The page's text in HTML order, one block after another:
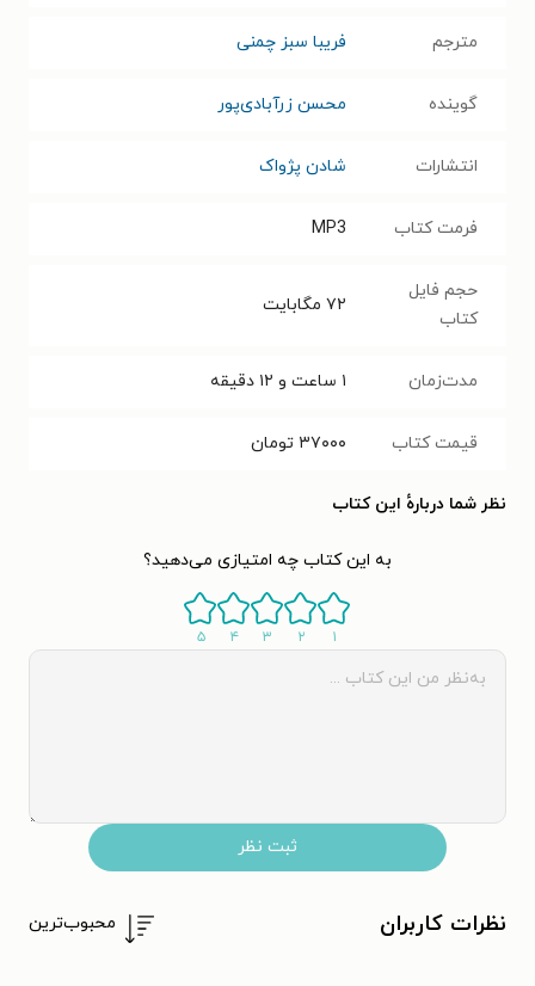
مترجم فریبا سبز چمنی
گوینده محسن زرآبادی‌پور
انتشارات شادن پژواک
فرمت کتاب MP3
حجم فایل
کتاب
۷۲ مگابایت
مدت‌زمان ۱ ساعت و ۱۲ دقیقه
قیمت کتاب ۳۷۰۰۰ تومان
نظر شما دربارهٔ این کتاب
به این کتاب چه امتیازی می‌دهید؟
۱ ۲ ۳ ۴ ۵
ثبت نظر
نظرات کاربران محبوب‌ترین